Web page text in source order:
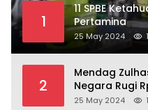
1
11 SPBE
Pertamina
25 May 2024
2
Mendag
Negara Rugi
25 May 2024